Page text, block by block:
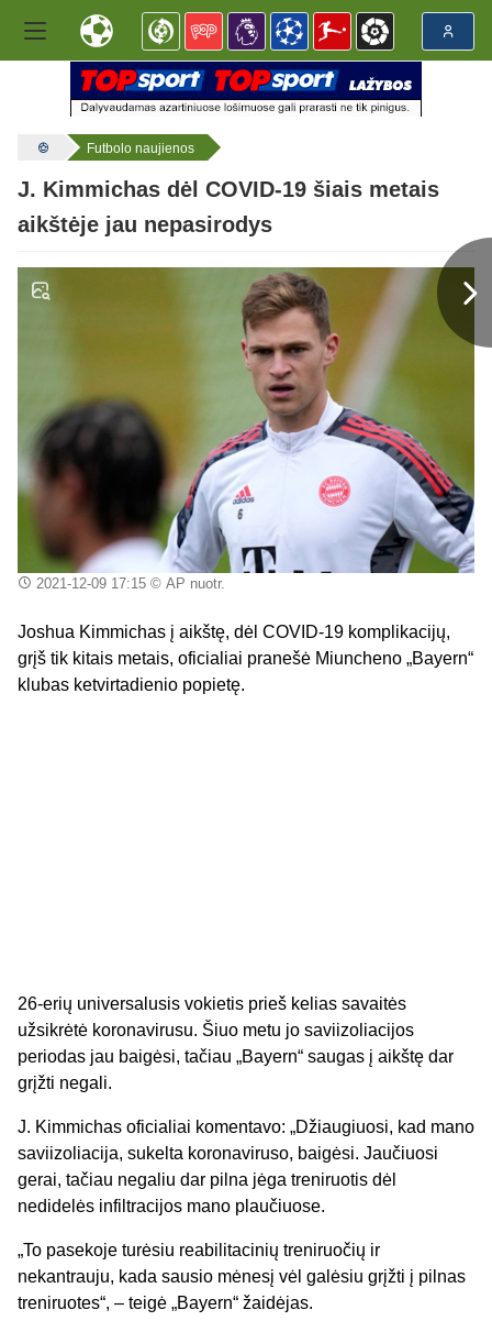
Futbolo naujienos
J. Kimmichas dėl COVID-19 šiais metais
aikštėje jau nepasirodys
2021-12-09 17:15© AP nuotr.
Joshua Kimmichas į aikštę, dėl COVID-19 komplikacijų,
grįš tik kitais metais, oficialiai pranešė Miuncheno „Bayern“
klubas ketvirtadienio popietę.
26-erių universalusis vokietis prieš kelias savaitės
užsikrėtė koronavirusu. Šiuo metu jo saviizoliacijos
periodas jau baigėsi, tačiau „Bayern“ saugas į aikštę dar
grįžti negali.
J. Kimmichas oficialiai komentavo: „Džiaugiuosi, kad mano
saviizoliacija, sukelta koronaviruso, baigėsi. Jaučiuosi
gerai, tačiau negaliu dar pilna jėga treniruotis dėl
nedidelės infiltracijos mano plaučiuose.
„To pasekoje turėsiu reabilitacinių treniruočių ir
nekantrauju, kada sausio mėnesį vėl galėsiu grįžti į pilnas
treniruotes“, – teigė „Bayern“ žaidėjas.